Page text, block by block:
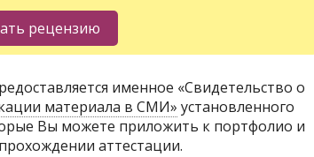
именное «Свидетельство о
материала в СМИ» установленного
Вы можете приложить к портфолио и
аттестации.